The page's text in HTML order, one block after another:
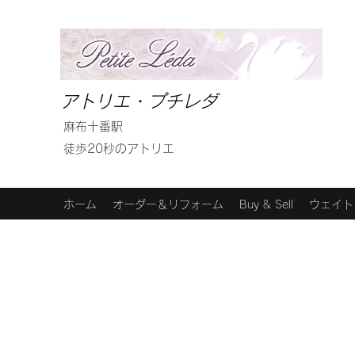
アトリエ・プチレダ
麻布十番駅
徒歩20秒のアトリエ
ホーム オーダー＆リフォーム Buy & Sell ウェイ